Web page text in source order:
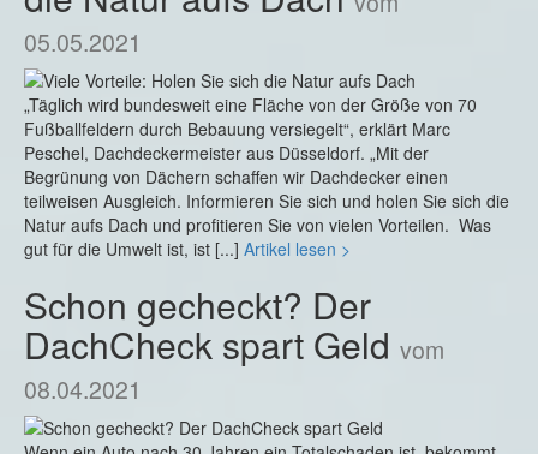
05.05.2021
„Täglich wird bundesweit eine Fläche von der Größe von 70
Fußballfeldern durch Bebauung versiegelt“, erklärt Marc
Peschel, Dachdeckermeister aus Düsseldorf. „Mit der
Begrünung von Dächern schaffen wir Dachdecker einen
teilweisen Ausgleich. Informieren Sie sich und holen Sie sich die
Natur aufs Dach und profitieren Sie von vielen Vorteilen. Was
gut für die Umwelt ist, ist [...] Artikel lesen >
Schon gecheckt? Der
DachCheck spart Geld vom
08.04.2021